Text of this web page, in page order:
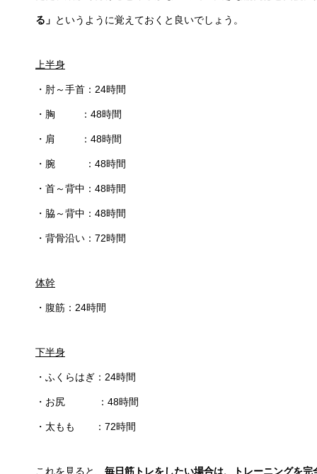
る」 というように覚えておくと良いでしょう。
上半身
・肘～手首：24時間
・胸 ：48時間
・肩 ：48時間
・腕 ：48時間
・首～背中：48時間
・脇～背中：48時間
・背骨沿い：72時間
体幹
・腹筋：24時間
下半身
・ふくらはぎ：24時間
・お尻 ：48時間
・太もも ：72時間
これを見ると、 毎日筋トレをしたい場合は、トレーニングを完